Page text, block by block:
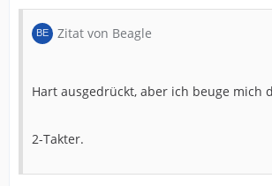
Zitat von Beagle
Hart ausgedrückt, aber ich beuge mich
2-Takter.